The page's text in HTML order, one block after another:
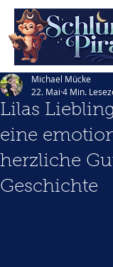
Lilas
eine
herzliche
Geschichte
Michael Mücke
22. Mai 4 Min.